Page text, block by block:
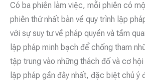
Có ba phiên làm việc, mỗi phiên có
phiên thứ nhất bàn về quy trình lập
với sự suy tư về pháp quyền và tầm
lập pháp minh bạch để chống tham
tập trung vào những thách đố và cơ
lập pháp gần đây nhất, đặc biệt chú ý